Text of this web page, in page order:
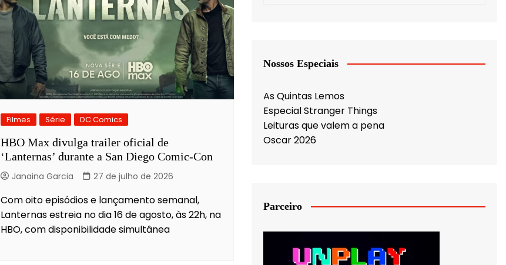
Filmes Série DC Comics
HBO Max divulga trailer oficial de
‘Lanternas’ durante a San Diego Comic-Con
Janaina Garcia 27 de julho de 2026
Com oito episódios e lançamento semanal,
Lanternas estreia no dia 16 de agosto, às 22h, na
HBO, com disponibilidade simultânea
Nossos Especiais
As Quintas Lemos
Especial Stranger Things
Leituras que valem a pena
Oscar 2026
Parceiro